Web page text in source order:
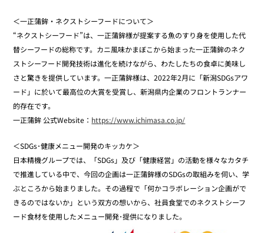
＜一正蒲鉾・ネクストシーフードについて＞
“ネクストシーフード”は、一正蒲鉾様が提案する魚のすり身を使用した代
替シーフードの総称です。カニ風味かまぼこから始まった一正蒲鉾のネク
ストシーフード開発技術は進化を続けながら、わたしたちの食卓に美味し
さと驚きを提供しています。一正蒲鉾様は、2022年2月に「新潟SDGsアワ
ード」に於いて最高位の大賞を受賞し、新潟県内企業のフロントランナー
的存在です。
一正蒲鉾 公式Website： https://www.ichimasa.co.jp/
＜SDGs･健康メニュー開発のキッカケ＞
日本精機グループでは、「SDGs」及び「健康経営」の活動を様々なカタチ
で推進している中で、今回の企画は一正蒲鉾様のSDGsの取組みを伺い、学
ぶところから始まりました。その過程で「何かコラボレーション企画がで
きるのではないか」という双方の想いから、社員食堂でのネクストシーフ
ード食材を使用したメニュー開発･提供になりました。